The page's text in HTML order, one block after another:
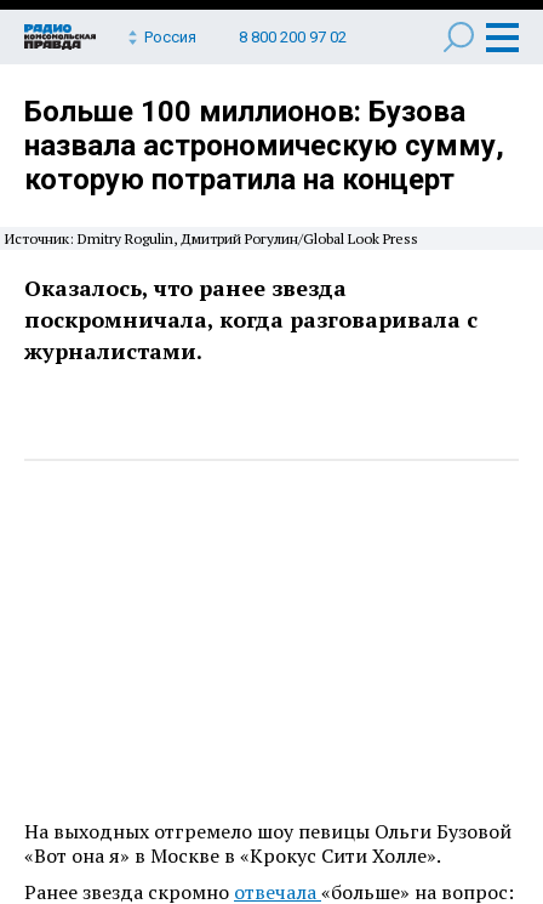
Россия 8 800 200 97 02
Больше 100 миллионов: Бузова
назвала астрономическую сумму,
которую потратила на концерт
Источник: Dmitry Rogulin, Дмитрий Рогулин/Global Look Press
Оказалось, что ранее звезда
поскромничала, когда разговаривала с
журналистами.
На выходных отгремело шоу певицы Ольги Бузовой
«Вот она я» в Москве в «Крокус Сити Холле».
Ранее звезда скромно отвечала«больше» на вопрос: